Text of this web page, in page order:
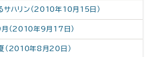
サハリン（2010年10月15日）
（2010年9月17日）
（2010年8月20日）